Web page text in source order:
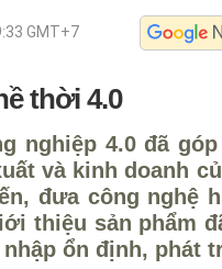
GMT+7
thời 4.0
nghiệp 4.0 đã
và kinh doanh
đưa công nghệ
thiệu sản phẩm
ổn định, phát